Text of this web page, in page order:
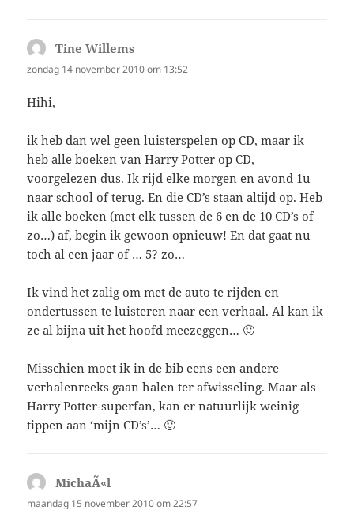
Tine Willems
zondag 14 november 2010 om 13:52
Hihi,
ik heb dan wel geen luisterspelen op CD, maar ik
heb alle boeken van Harry Potter op CD,
voorgelezen dus. Ik rijd elke morgen en avond 1u
naar school of terug. En die CD’s staan altijd op. Heb
ik alle boeken (met elk tussen de 6 en de 10 CD’s of
zo…) af, begin ik gewoon opnieuw! En dat gaat nu
toch al een jaar of … 5? zo…
Ik vind het zalig om met de auto te rijden en
ondertussen te luisteren naar een verhaal. Al kan ik
ze al bijna uit het hoofd meezeggen… 🙂
Misschien moet ik in de bib eens een andere
verhalenreeks gaan halen ter afwisseling. Maar als
Harry Potter-superfan, kan er natuurlijk weinig
tippen aan ‘mijn CD’s’… 🙂
MichaÃ«l
maandag 15 november 2010 om 22:57